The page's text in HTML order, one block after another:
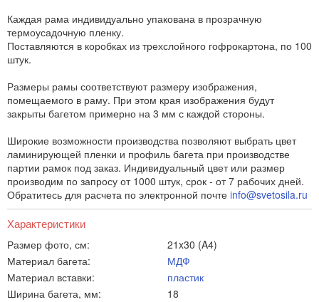
Каждая рама индивидуально упакована в прозрачную
термоусадочную пленку.
Поставляются в коробках из трехслойного гофрокартона, по 100
штук.
Размеры рамы соответствуют размеру изображения,
помещаемого в раму. При этом края изображения будут
закрыты багетом примерно на 3 мм с каждой стороны.
Широкие возможности производства позволяют выбрать цвет
ламинирующей пленки и профиль багета при производстве
партии рамок под заказ. Индивидуальный цвет или размер
производим по запросу от 1000 штук, срок - от 7 рабочих дней.
Обратитесь для расчета по электронной почте info@svetosila.ru
Характеристики
Размер фото, см:
21x30 (A4)
Материал багета:
МДФ
Материал вставки:
пластик
Ширина багета, мм:
18